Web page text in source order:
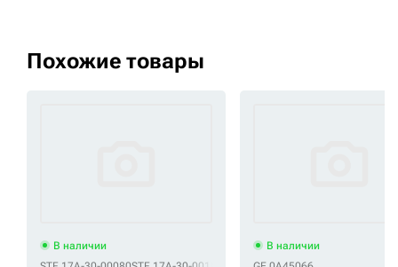
Похожие товары
В наличии
В наличии